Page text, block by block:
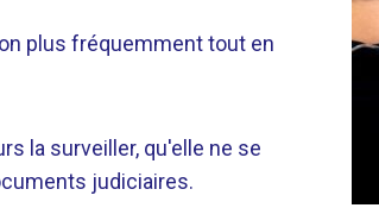
plus fréquemment tout en
la surveiller, qu'elle ne se
judiciaires.